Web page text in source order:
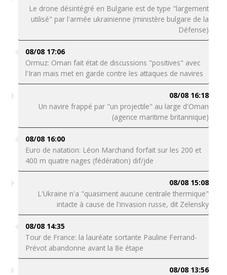
Le drone désintégré en Bulgarie est de type "largement
utilisé" par l'armée ukrainienne (ministère bulgare de la
Défense)
08/08 17:06
Ormuz: Oman fait état de discussions "positives" avec
l'Iran mais met en garde contre les attaques de navires
08/08 16:18
Un navire frappé par "un projectile" au large d'Oman
(agence maritime britannique)
08/08 16:00
Euro de natation: Léon Marchand forfait sur les 200 et
400 m quatre nages (fédération) dif/jde
08/08 15:08
L'Ukraine n'a "quasiment aucune centrale thermique"
intacte à cause de l'invasion russe, dit Zelensky
08/08 14:35
Tour de France: la lauréate sortante Pauline Ferrand-
Prévot abandonne avant la 8e étape
08/08 13:56